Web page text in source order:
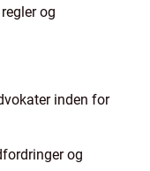
og
inden for
og